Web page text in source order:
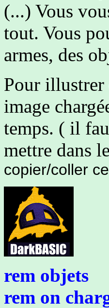
(...) Vous
tout. Vous
armes, des
Pour illustrer
image
temps. ( il
mettre dans
copier/coller
rem objets
rem on